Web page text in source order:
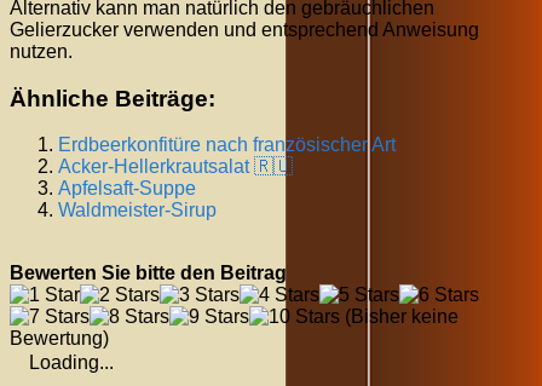
Alternativ kann man natürlich den gebräuchlichen
Gelierzucker verwenden und entsprechend Anweisung
nutzen.
Ähnliche Beiträge:
Erdbeerkonfitüre nach französischer Art
Acker-Hellerkrautsalat 🇷🇺
Apfelsaft-Suppe
Waldmeister-Sirup
Bewerten Sie bitte den Beitrag
(Bisher keine
Bewertung)
Loading...